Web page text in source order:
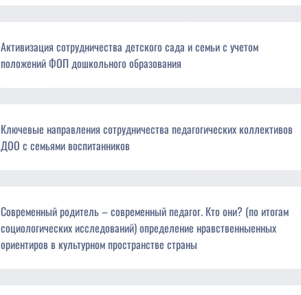
Активизация сотрудничества детского сада и семьи с учетом
положений ФОП дошкольного образования
Ключевые направления сотрудничества педагогических коллективов
ДОО с семьями воспитанников
Современный родитель – современный педагог. Кто они? (по итогам
социологических исследований) определение нравственныенных
ориентиров в культурном пространстве страны